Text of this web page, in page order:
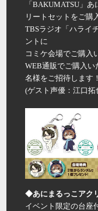
「BAKUMATSU」
リートセットをご購
TBSラジオ「ハライ
ントに
コミケ会場でご購入
WEB通販でご購入い
名様をご招待します！
(ゲスト声優：江口
◆あにまるっこアク
イベント限定の台座